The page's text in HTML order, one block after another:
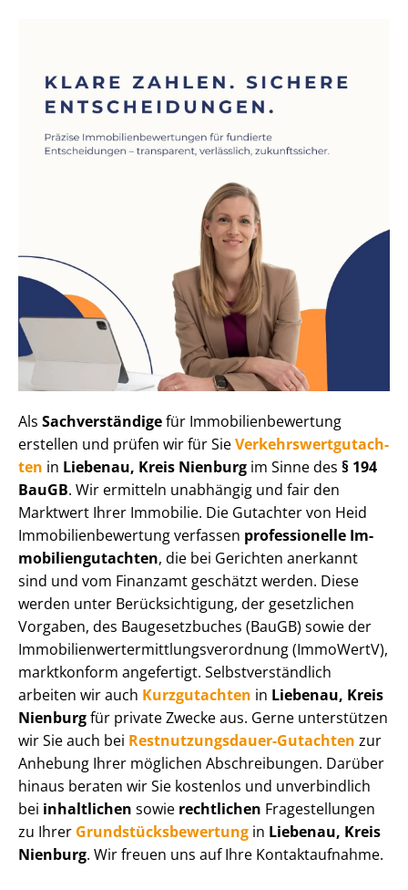
Als Sachverständigefür Im­mo­bi­li­en­be­wer­tung
erstellen und prüfen wir für SieVer­kehrs­wert­gut­ach­
ten in Liebenau, Kreis Nienburg im Sinne des § 194
BauGB. Wir ermitteln unabhängig und fair den
Marktwert Ihrer Immobilie. Die Gutachter von Heid
Im­mo­bi­li­en­be­wer­tung verfassen professionelle Im­
mo­bi­li­en­gut­ach­ten, die bei Gerichten anerkannt
sind und vom Finanzamt geschätzt werden. Diese
werden unter Be­rück­sich­ti­gung, der gesetzlichen
Vorgaben, des Baugesetzbuches (BauGB) sowie der
Im­mo­bi­li­en­wert­ermitt­lungs­ver­ord­nung (ImmoWertV),
marktkonform angefertigt. Selbst­ver­ständ­lich
arbeiten wir auch Kurzgutachten in Liebenau, Kreis
Nienburgfür private Zwecke aus. Gerne unterstützen
wir Sie auch bei Rest­nut­zungs­dau­er-Gutachten zur
Anhebung Ihrer möglichen Abschreibungen. Darüber
hinaus beraten wir Sie kostenlos und unverbindlich
bei inhaltlichen sowie rechtlichen Fragestellungen
zu Ihrer Grund­stücks­be­wer­tung in Liebenau, Kreis
Nienburg. Wir freuen uns auf Ihre Kontaktaufnahme.